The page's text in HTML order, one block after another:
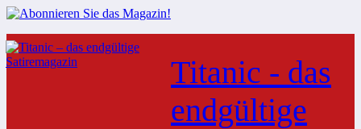
Zum
Inhalt
springen
Titanic - das
endgültige